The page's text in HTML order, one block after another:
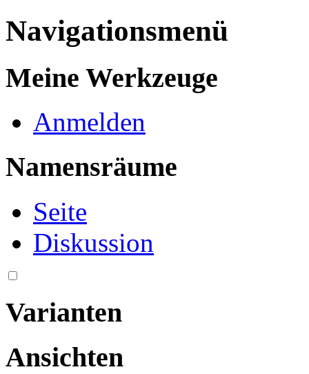
Navigationsmenü
Meine Werkzeuge
Anmelden
Namensräume
Seite
Diskussion
Varianten
Ansichten